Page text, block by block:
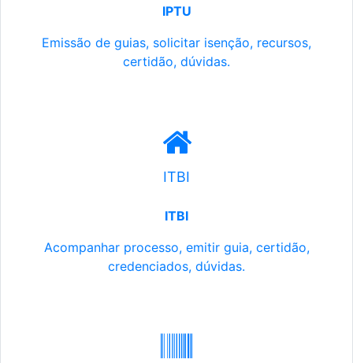
IPTU
Emissão de guias, solicitar isenção, recursos,
certidão, dúvidas.
ITBI
ITBI
Acompanhar processo, emitir guia, certidão,
credenciados, dúvidas.